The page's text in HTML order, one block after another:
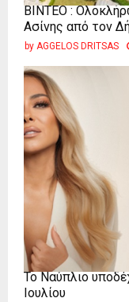
ΒΙΝΤΕΟ :
Ασίνης από τον
by AGGELOS DRITSAS
Το Ναύπλιο
Ιουλίου